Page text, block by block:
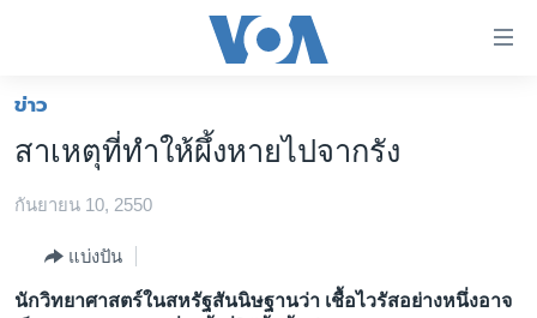
ต่อ
ไป
เนื้อหา
ไป
โลก
เอเชีย
สหรัฐฯ
ไทย
ข่าว
สาเหตุที่ทำให้ผึ้งหายไปจากรัง
กันยายน 10, 2550
แบ่งปัน
นักวิทยาศาสตร์ในสหรัฐสันนิษฐานว่า เชื้อไวรัสอย่างหนึ่งอาจ